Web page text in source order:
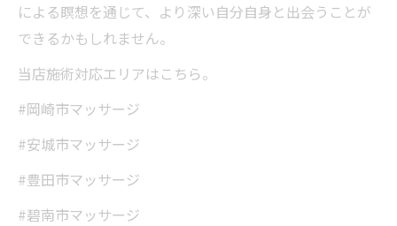
による瞑想を通じて、より深い自分自身と出会うことが
できるかもしれません。
当店施術対応エリアはこちら。
#岡崎市マッサージ
#安城市マッサージ
#豊田市マッサージ
#碧南市マッサージ